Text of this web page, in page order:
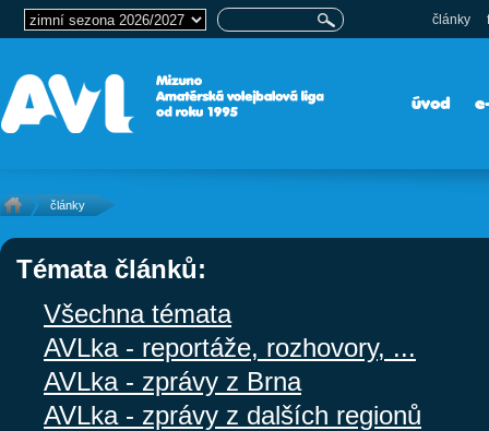
články
úvod
články
Témata článků:
Všechna témata
AVLka - reportáže, rozhovory, ...
AVLka - zprávy z Brna
AVLka - zprávy z dalších regionů